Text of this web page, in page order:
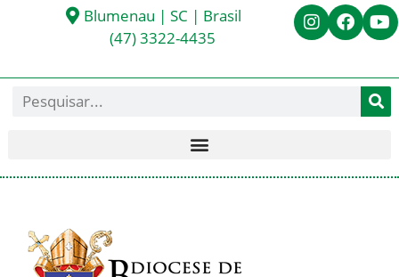
Blumenau | SC | Brasil
(47) 3322-4435